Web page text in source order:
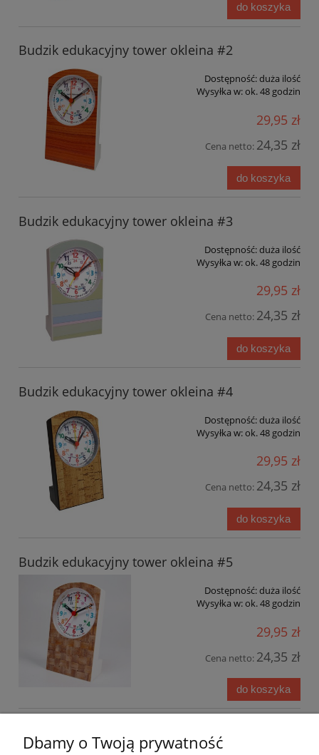
do koszyka
Budzik edukacyjny tower okleina #2
Dostępność:duża ilość
Wysyłka w:ok. 48 godzin
29,95 zł
Cena netto: 24,35 zł
do koszyka
Budzik edukacyjny tower okleina #3
Dostępność:duża ilość
Wysyłka w:ok. 48 godzin
29,95 zł
Cena netto: 24,35 zł
do koszyka
Budzik edukacyjny tower okleina #4
Dostępność:duża ilość
Wysyłka w:ok. 48 godzin
29,95 zł
Cena netto: 24,35 zł
do koszyka
Budzik edukacyjny tower okleina #5
Dostępność:duża ilość
Wysyłka w:ok. 48 godzin
29,95 zł
Cena netto: 24,35 zł
do koszyka
Dbamy o Twoją prywatność